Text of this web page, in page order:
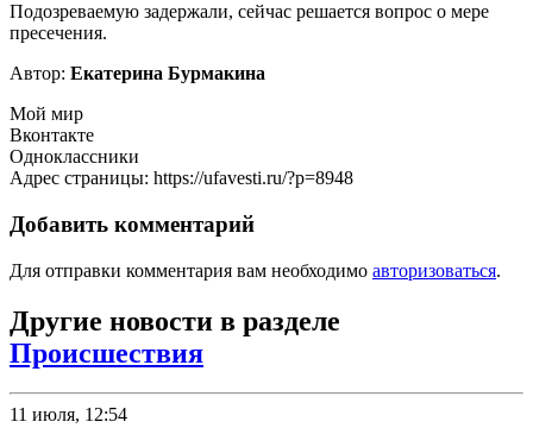
Подозреваемую задержали, сейчас решается вопрос о мере
пресечения.
Автор: Екатерина Бурмакина
Мой мир
Вконтакте
Одноклассники
Адрес страницы: https://ufavesti.ru/?p=8948
Добавить комментарий
Для отправки комментария вам необходимо авторизоваться.
Другие новости в разделе
Происшествия
11 июля, 12:54